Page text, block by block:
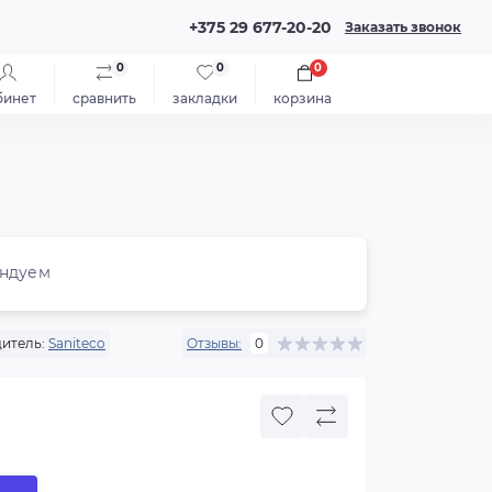
+375 29 677-20-20 Заказать звонок
сравнить
0
закладки
0
корзина
0
Saniteco Отзывы: 0